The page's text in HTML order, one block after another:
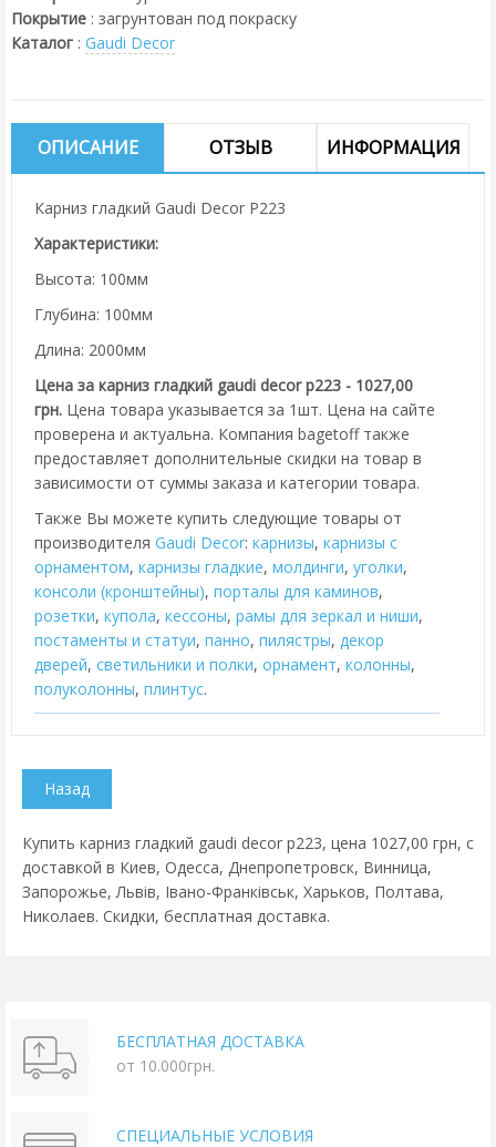
Покрытие : загрунтован под покраску
Каталог : Gaudi Decor
ОПИСАНИЕ ОТЗЫВ ИНФОРМАЦИЯ
Карниз гладкий Gaudi Decor P223
Характеристики:
Высота: 100мм
Глубина: 100мм
Длина: 2000мм
Цена за карниз гладкий gaudi decor p223 - 1027,00
грн. Цена товара указывается за 1шт. Цена на сайте
проверена и актуальна. Компания bagetoff также
предоставляет дополнительные скидки на товар в
зависимости от суммы заказа и категории товара.
Также Вы можете купить следующие товары от
производителя Gaudi Decor: карнизы, карнизы с
орнаментом, карнизы гладкие, молдинги, уголки,
консоли (кронштейны), порталы для каминов,
розетки, купола, кессоны, рамы для зеркал и ниши,
постаменты и статуи, панно, пилястры, декор
дверей, cветильники и полки, орнамент, колонны,
полуколонны, плинтус.
Купить карниз гладкий gaudi decor p223, цена 1027,00 грн, с
доставкой в Киев, Одесса, Днепропетровск, Винница,
Запорожье, Львів, Івано-Франківськ, Харьков, Полтава,
Николаев. Скидки, бесплатная доставка.
БЕСПЛАТНАЯ ДОСТАВКА
от 10.000грн.
СПЕЦИАЛЬНЫЕ УСЛОВИЯ